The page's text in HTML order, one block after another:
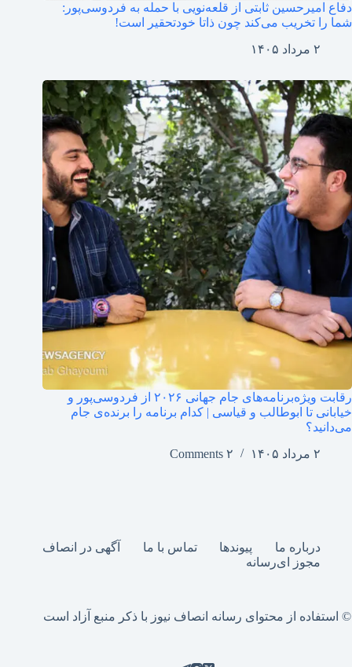
دفاع امیرحسین ثابتی از قلعه‌نویی با حمله به فردوسی‌پور:
شما را تخریب می‌کند چون ذاتا خودتحقیر است!
۲ مرداد ۱۴۰۵
رقابت ویژه‌برنامه‌های جام جهانی ۲۰۲۶ از فردوسی‌پور و
خیابانی تا ابوطالب و قیاسی | کدام برنامه را برنده‌ی جام
می‌دانید؟
۲ مرداد ۱۴۰۵
۲ Comments
درباره ما پیوندها تماس با ما
آگهی در انصاف
مجوز ای‌رسانه
© استفاده از محتوای رسانه انصاف نیوز با ذکر منبع آزاد است